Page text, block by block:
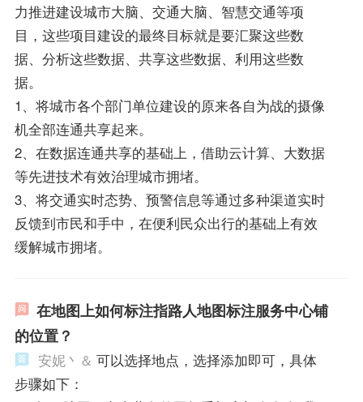
力推进建设城市大脑、交通大脑、智慧交通等项
目，这些项目建设的最终目标就是要汇聚这些数
据、分析这些数据、共享这些数据、利用这些数
据。
1、将城市各个部门单位建设的原来各自为战的摄像
机全部连通共享起来。
2、在数据连通共享的基础上，借助云计算、大数据
等先进技术有效治理城市拥堵。
3、将交通实时态势、预警信息等通过多种渠道实时
反馈到市民和手中，在便利民众出行的基础上有效
缓解城市拥堵。
在地图上如何标注指路人地图标注服务中心铺
的位置？
安妮丶＆ 可以选择地点，选择添加即可，具体
步骤如下：